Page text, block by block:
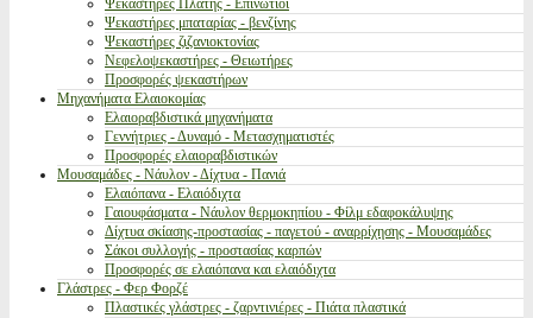
Ψεκαστήρες Πλάτης - Επινώτιοι
Ψεκαστήρες μπαταρίας - βενζίνης
Ψεκαστήρες ζιζανιοκτονίας
Νεφελοψεκαστήρες - Θειωτήρες
Προσφορές ψεκαστήρων
Μηχανήματα Ελαιοκομίας
Ελαιοραβδιστικά μηχανήματα
Γεννήτριες - Δυναμό - Μετασχηματιστές
Προσφορές ελαιοραβδιστικών
Μουσαμάδες - Νάυλον - Δίχτυα - Πανιά
Ελαιόπανα - Ελαιόδιχτα
Γαιουφάσματα - Νάυλον θερμοκηπίου - Φίλμ εδαφοκάλυψης
Δίχτυα σκίασης-προστασίας - παγετού - αναρρίχησης - Μουσαμάδες
Σάκοι συλλογής - προστασίας καρπών
Προσφορές σε ελαιόπανα και ελαιόδιχτα
Γλάστρες - Φερ Φορζέ
Πλαστικές γλάστρες - ζαρντινιέρες - Πιάτα πλαστικά